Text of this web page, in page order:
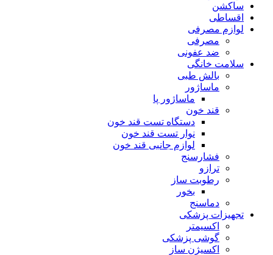
ساکشن
اقساطی
لوازم مصرفی
مصرفی
ضد عفونی
سلامت خانگی
بالش طبی
ماساژور
ماساژور پا
قند خون
دستگاه تست قند خون
نوار تست قند خون
لوازم جانبی قند خون
فشارسنج
ترازو
رطوبت ساز
بخور
دماسنج
تجهیزات پزشکی
اکسیمتر
گوشی پزشکی
اکسیژن ساز